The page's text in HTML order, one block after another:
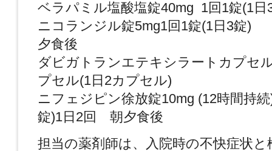
ベラパミル塩酸塩錠40mg 1回1錠(1日
ニコランジル錠5mg1回1錠(1日3
夕食後
ダビガトランエテキシラートカプセ
プセル(1日2カプセル)
ニフェジピン徐放錠10mg (12時間持
錠)1日2回 朝夕食後
担当の薬剤師は、入院時の不快症状